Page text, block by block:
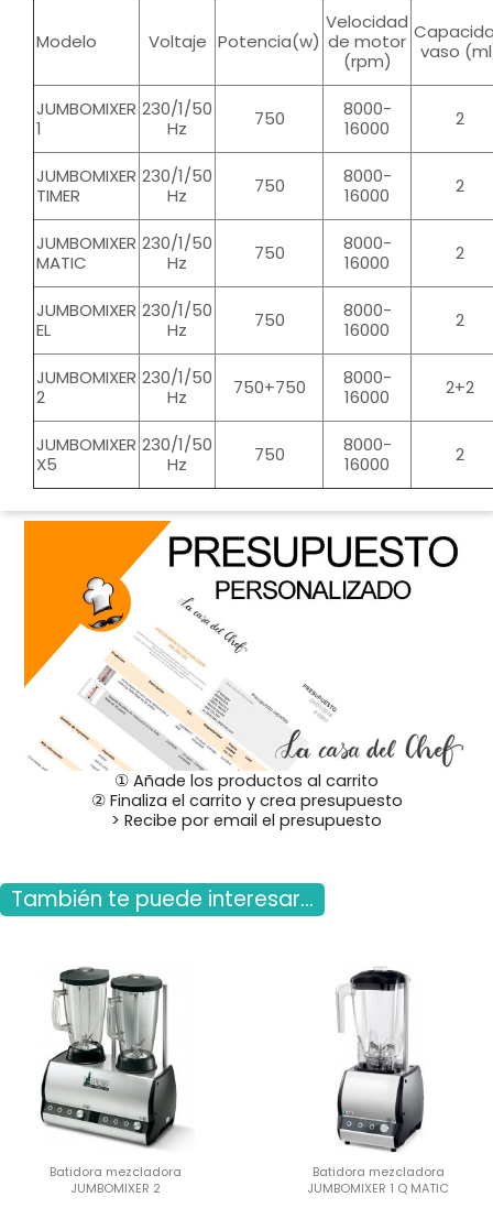
Modelo Voltaje Potencia(w)
Velocidad
de motor
(rpm)
vaso
JUMBOMIXER
1
230/1/50
Hz
750
8000-
16000
2
JUMBOMIXER
TIMER
230/1/50
Hz
750
8000-
16000
2
JUMBOMIXER
MATIC
230/1/50
Hz
750
8000-
16000
2
JUMBOMIXER
EL
230/1/50
Hz
750
8000-
16000
2
JUMBOMIXER
2
230/1/50
Hz
750+750
8000-
16000
2+2
JUMBOMIXER
X5
230/1/50
Hz
750
8000-
16000
2
① Añade los productos al carrito
② Finaliza el carrito y crea presupuesto
> Recibe por email el presupuesto
También te puede interesar...
Batidora mezcladora
JUMBOMIXER 2
Batidora mezcladora
JUMBOMIXER 1 Q MATIC